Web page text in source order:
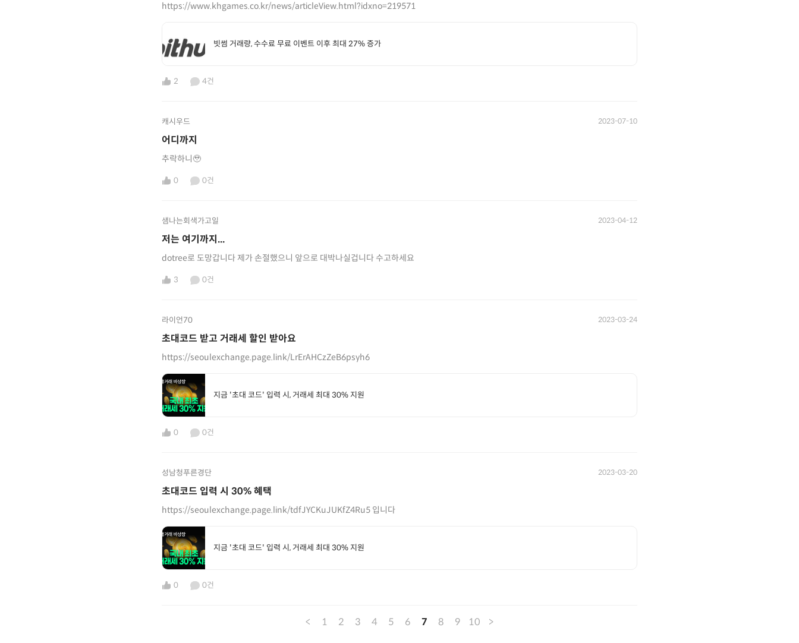
https://www.khgames.co.kr/news/articleView.html?idxno=219571
빗썸 거래량, 수수료 무료 이벤트 이후 최대 27% 증가
2 4건
캐시우드 2023-07-10
어디까지
추락하니🥹
0 0건
샘나는회색가고일 2023-04-12
저는 여기까지...
dotree로 도망갑니다 제가 손절했으니 앞으로 대박나실겁니다 수고하세요
3 0건
라이언70 2023-03-24
초대코드 받고 거래세 할인 받아요
https://seoulexchange.page.link/LrErAHCzZeB6psyh6
지금 '초대 코드' 입력 시, 거래세 최대 30% 지원
0 0건
성남청푸른경단 2023-03-20
초대코드 입력 시 30% 혜택
https://seoulexchange.page.link/tdfJYCKuJUKfZ4Ru5 입니다
지금 '초대 코드' 입력 시, 거래세 최대 30% 지원
0 0건
< 1 2 3 4 5 6 7 8 9 10 >